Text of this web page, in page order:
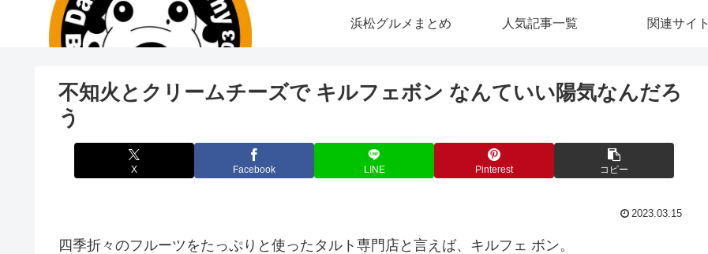
浜松グルメまとめ 人気記事一覧 関連サイト
不知火とクリームチーズで キルフェボン なんていい陽気なんだろ
う
X Facebook LINE Pinterest コピー
2023.03.15
四季折々のフルーツをたっぷりと使ったタルト専門店と言えば、キルフェ ボン。